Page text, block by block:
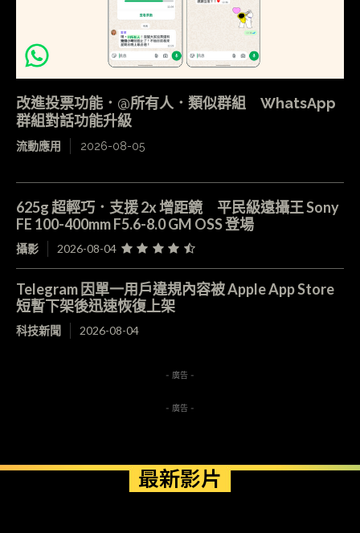
改進投票功能．@所有人．類似群組 WhatsApp
群組對話功能升級
流動應用 2026-08-05
625g 超輕巧．支援 2x 增距鏡 平民級遠攝王 Sony
FE 100-400mm F5.6-8.0 GM OSS 登場
攝影 2026-08-04
Telegram 因單一用戶違規內容被 Apple App Store
短暫下架後迅速恢復上架
科技新聞 2026-08-04
- 廣告 -
- 廣告 -
最新影片